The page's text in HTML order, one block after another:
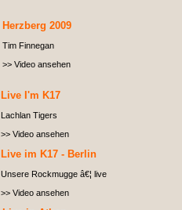
Herzberg 2009
Tim Finnegan
>> Video ansehen
Live I'm K17
Lachlan Tigers
>> Video ansehen
Live im K17 - Berlin
Unsere Rockmugge â€¦ live
>> Video ansehen